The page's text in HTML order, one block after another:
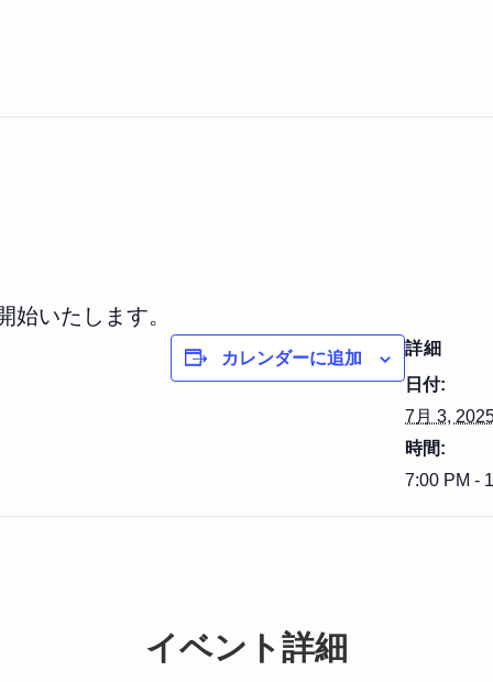
始いたします。
カレンダーに追加
詳細
日付:
7月 3,
時間:
7:00 PM -
イベント詳細